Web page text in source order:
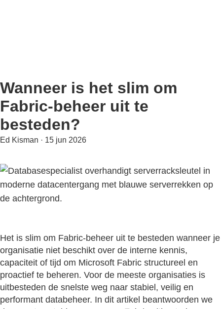
Wanneer is het slim om
Fabric-beheer uit te
besteden?
Ed Kisman · 15 jun 2026
Het is slim om Fabric-beheer uit te besteden wanneer je
organisatie niet beschikt over de interne kennis,
capaciteit of tijd om Microsoft Fabric structureel en
proactief te beheren. Voor de meeste organisaties is
uitbesteden de snelste weg naar stabiel, veilig en
performant databeheer. In dit artikel beantwoorden we